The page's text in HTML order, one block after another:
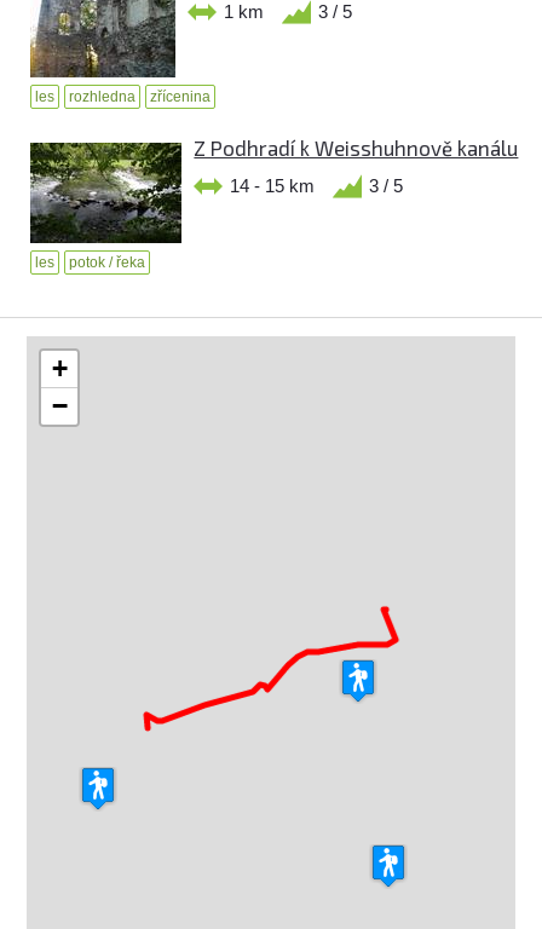
1 km 3 / 5
les rozhledna zřícenina
Z Podhradí k Weisshuhnově kanálu
14 - 15 km 3 / 5
les potok / řeka
+
−